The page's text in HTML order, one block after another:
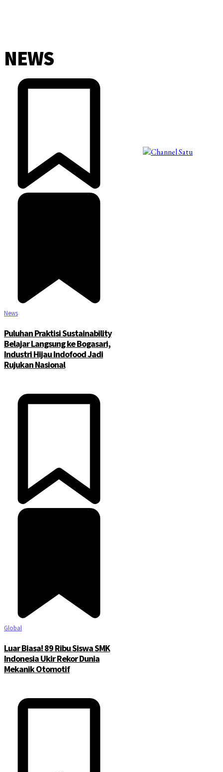
NEWS
News
Puluhan Praktisi Sustainability
Belajar Langsung ke Bogasari,
Industri Hijau Indofood Jadi
Rujukan Nasional
Global
Luar Biasa! 89 Ribu Siswa SMK
Indonesia Ukir Rekor Dunia
Mekanik Otomotif